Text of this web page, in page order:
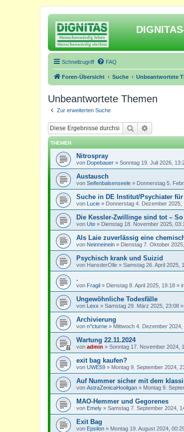
Schnellzugriff FAQ
Foren-Übersicht Suche Unbeantwortete
Unbeantwortete Themen
Zur erweiterten Suche
Suche
THEMEN
Nitrospray
von Dopebauer » Sonntag 19. Juli 2026,
Austausch
von Seifenbalsenseele » Donnerstag 5.
Suche in DE Institut/Psychiater
von Lucie » Donnerstag 4. Dezember 2025,
Die Kessler-Zwillinge sind tot –
von Ute » Dienstag 18. November 2025,
Als Laie zuverlässig eine
von Neinneinein » Dienstag 7. Oktober
Psychisch krank und Suizid
von HansderOlle » Samstag 26. April 2025,
.
von Fragil » Dienstag 8. April 2025, 19:18 »
Ungewöhnliche Todesfälle
von Lexx » Samstag 29. März 2025, 23:08
Archivierung
von n°cturne » Mittwoch 4. Dezember 2024,
Wartung 22.11.2024
von admin » Sonntag 17. November 2024,
exit bag kaufen?
von UWE59 » Montag 9. September 2024,
Auf Nummer sicher mit dem
von AstraZenicaHooligan » Montag 9.
MAO-Hemmer und Gegorenes
von Emely » Samstag 7. September 2024,
Exit Bag
von Epsilon » Montag 19. August 2024,